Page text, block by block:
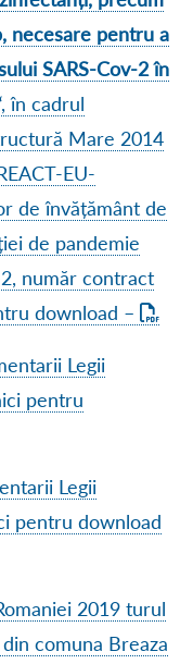
necesare pentru a
SARS-Cov-2 în
în cadrul
Mare 2014
EU-
de învățământ de
de pandemie
număr contract
download –
Legii
pentru
Legii
pentru download
2019 turul
comuna Breaza